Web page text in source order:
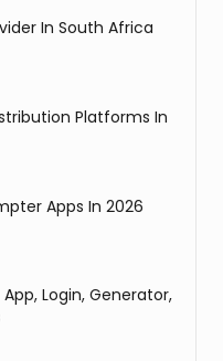
In South Africa
Platforms In
Apps In 2026
App, Login, Generator,